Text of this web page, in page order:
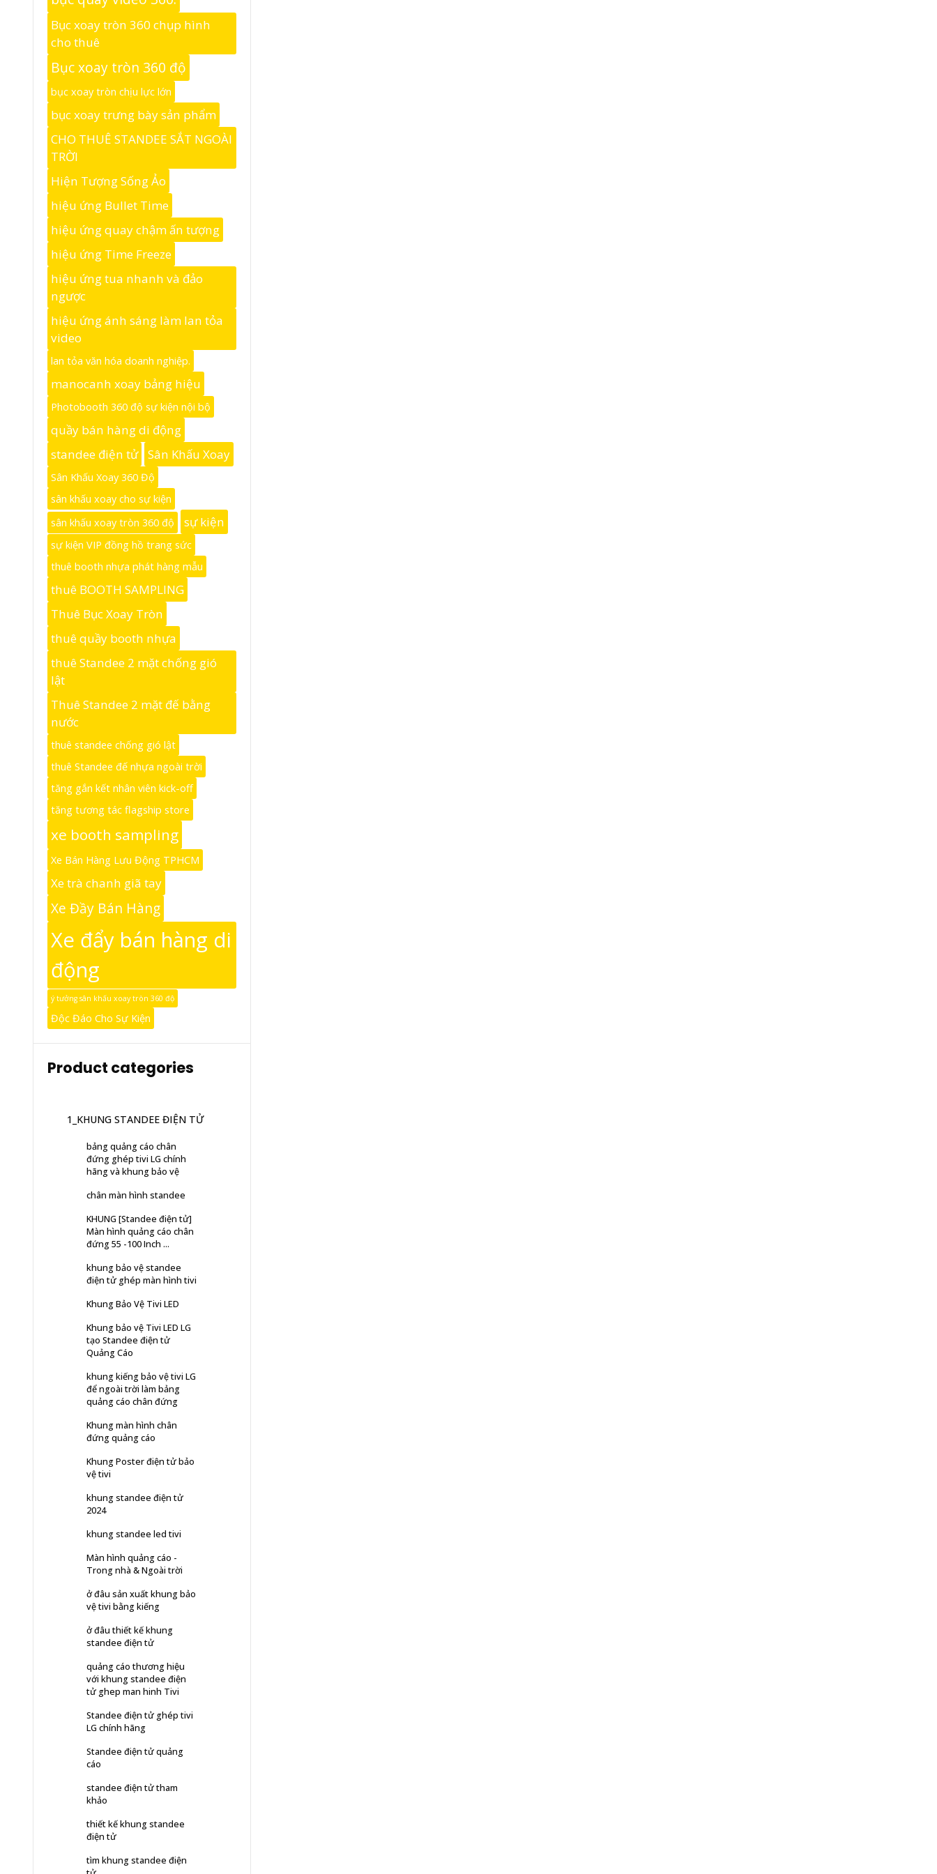
Bục xoay tròn 360 chụp hình
cho thuê
Bục xoay tròn 360 độ
bục xoay tròn chịu lực lớn
bục xoay trưng bày sản phẩm
CHO THUÊ STANDEE SẮT NGOÀI
TRỜI
Hiện Tượng Sống Ảo
hiệu ứng Bullet Time
hiệu ứng quay chậm ấn tượng
hiệu ứng Time Freeze
hiệu ứng tua nhanh và đảo
ngược
hiệu ứng ánh sáng làm lan tỏa
video
lan tỏa văn hóa doanh nghiệp.
manocanh xoay bảng hiệu
Photobooth 360 độ sự kiện nội bộ
quầy bán hàng di động
standee điện tử
Sân Khấu Xoay
Sân Khấu Xoay 360 Độ
sân khấu xoay cho sự kiện
sân khấu xoay tròn 360 độ
sự kiện
sự kiện VIP đồng hồ trang sức
thuê booth nhựa phát hàng mẫu
thuê BOOTH SAMPLING
Thuê Bục Xoay Tròn
thuê quầy booth nhựa
thuê Standee 2 mặt chống gió
lật
Thuê Standee 2 mặt đế bằng
nước
thuê standee chống gió lật
thuê Standee đế nhựa ngoài trời
tăng gắn kết nhân viên kick-off
tăng tương tác flagship store
xe booth sampling
Xe Bán Hàng Lưu Động TPHCM
Xe trà chanh giã tay
Xe Đầy Bán Hàng
Xe đẩy bán hàng di
động
ý tưởng sân khấu xoay tròn 360 độ
Độc Đáo Cho Sự Kiện
Product categories
1_KHUNG STANDEE ĐIỆN TỬ
bảng quảng cáo chân
đứng ghép tivi LG chính
hãng và khung bảo vệ
chân màn hình standee
KHUNG [Standee điện tử]
Màn hình quảng cáo chân
đứng 55 -100 Inch ...
khung bảo vệ standee
điện tử ghép màn hình tivi
Khung Bảo Vệ Tivi LED
Khung bảo vệ Tivi LED LG
tạo Standee điện tử
Quảng Cáo
khung kiếng bảo vệ tivi LG
để ngoài trời làm bảng
quảng cáo chân đứng
Khung màn hình chân
đứng quảng cáo
Khung Poster điện tử bảo
vệ tivi
khung standee điện tử
2024
khung standee led tivi
Màn hình quảng cáo -
Trong nhà & Ngoài trời
ở đâu sản xuất khung bảo
vệ tivi bằng kiếng
ở đâu thiết kế khung
standee điện tử
quảng cáo thương hiệu
với khung standee điện
tử ghep man hinh Tivi
Standee điện tử ghép tivi
LG chính hãng
Standee điện tử quảng
cáo
standee điện tử tham
khảo
thiết kế khung standee
điện tử
tìm khung standee điện